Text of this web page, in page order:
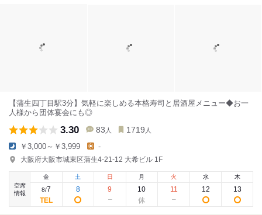
【蒲生四丁目駅3分】気軽に楽しめる本格寿司と居酒屋メニュー◆お一
人様から団体宴会にも◎
3.30 83 人 1719 人
￥3,000～￥3,999 -
大阪府大阪市城東区蒲生4-21-12 大希ビル 1F
空席
情報
金
8/7
土
8
日
9
月
10
火
11
水
12
木
13